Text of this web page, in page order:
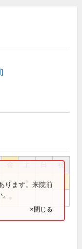
祝
●
ります。来院前
×閉じる